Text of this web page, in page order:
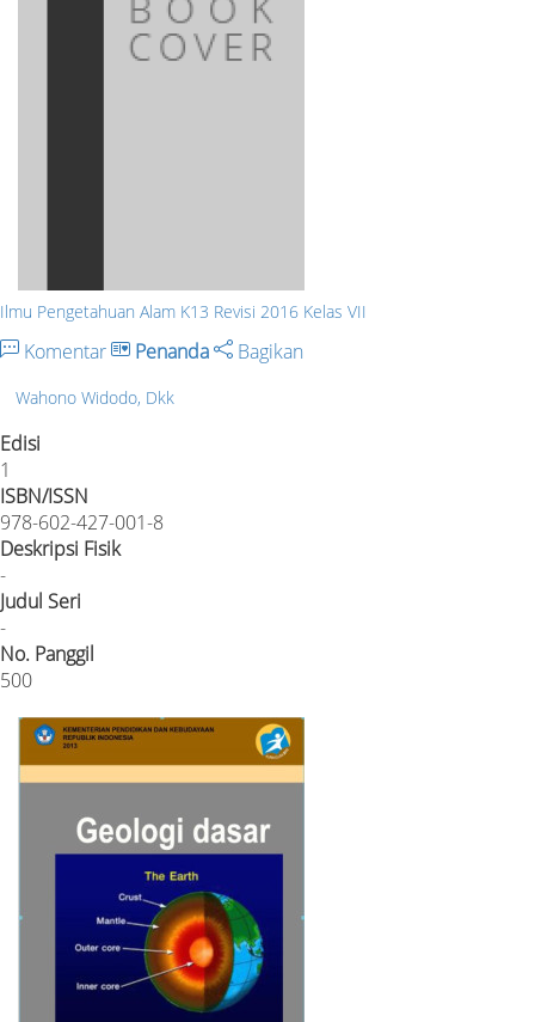
Ilmu Pengetahuan Alam K13 Revisi 2016 Kelas VII
Komentar Penanda Bagikan
Wahono Widodo, Dkk
Edisi
1
ISBN/ISSN
978-602-427-001-8
Deskripsi Fisik
-
Judul Seri
-
No. Panggil
500